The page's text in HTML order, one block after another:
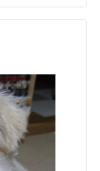
ない発酵が可能
ね？😉 種麹は蔵
入する種麹と蔵
蔵ごとの米麹を